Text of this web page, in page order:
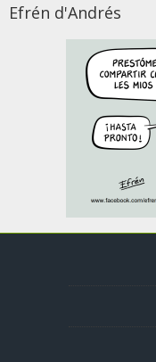
Efrén d'Andrés